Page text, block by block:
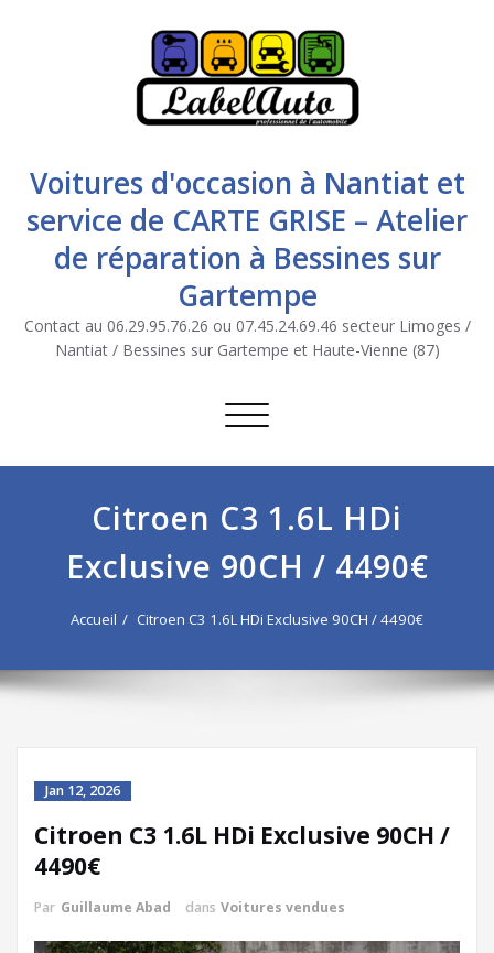
Voitures d'occasion à Nantiat et
service de CARTE GRISE – Atelier
de réparation à Bessines sur
Gartempe
Contact au 06.29.95.76.26 ou 07.45.24.69.46 secteur Limoges /
Nantiat / Bessines sur Gartempe et Haute-Vienne (87)
Afficher/masquer la navigation
Citroen C3 1.6L HDi
Exclusive 90CH / 4490€
Accueil Citroen C3 1.6L HDi Exclusive 90CH / 4490€
Jan 12, 2026
Citroen C3 1.6L HDi Exclusive 90CH /
4490€
Par Guillaume Abad dans Voitures vendues